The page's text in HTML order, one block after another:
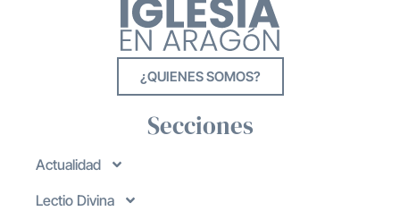
¿QUIENES SOMOS?
Secciones
Actualidad
Lectio Divina